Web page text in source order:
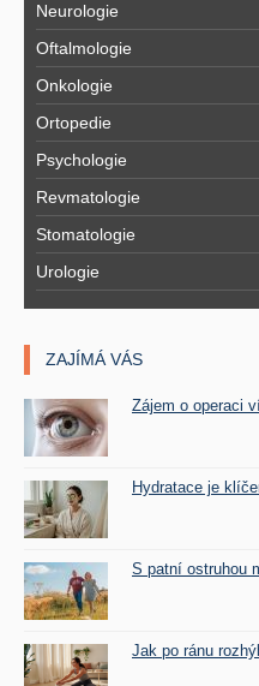
Neurologie
Oftalmologie
Onkologie
Ortopedie
Psychologie
Revmatologie
Stomatologie
Urologie
ZAJÍMÁ VÁS
Zájem o operaci
Hydratace je
S patní ostruhou
Jak po ránu